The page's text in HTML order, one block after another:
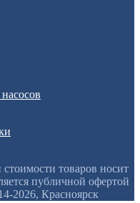
товаров носит
публичной офертой
2026, Красноярск